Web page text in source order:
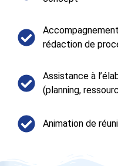
rédaction de
Assistance à
(planning,
Animation de